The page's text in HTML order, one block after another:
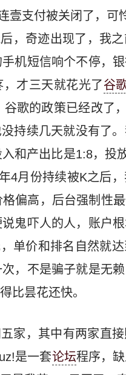
壹支付被关闭了，可
，奇迹出现了，我之
机短信响个不停，
才三天就花光了谷
歌的政策已经改了
持续几天就没有了
和产出比是1:8，投
4月份持续被K之后
偏高，后台强制性最
鬼吓人的人，账户
单价和排名自然就达
，不是骗子就是无
比昙花还快。
家，其中有两家直接
是一套论坛程序，